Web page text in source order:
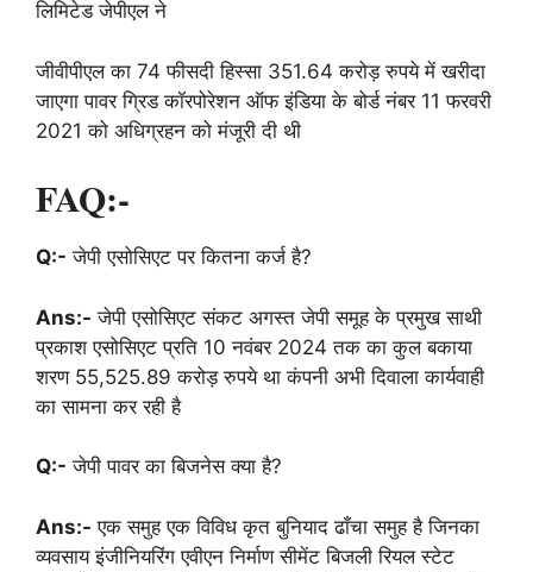
लिमिटेड जेपीएल ने
जीवीपीएल का 74 फीसदी हिस्सा 351.64 करोड़ रुपये में खरीदा
जाएगा पावर ग्रिड कॉरपोरेशन ऑफ इंडिया के बोर्ड नंबर 11 फरवरी
2021 को अधिग्रहन को मंजूरी दी थी
FAQ:-
Q:- जेपी एसोसिएट पर कितना कर्ज है?
Ans:- जेपी एसोसिएट संकट अगस्त जेपी समूह के प्रमुख साथी
प्रकाश एसोसिएट प्रति 10 नवंबर 2024 तक का कुल बकाया
शरण 55,525.89 करोड़ रुपये था कंपनी अभी दिवाला कार्यवाही
का सामना कर रही है
Q:- जेपी पावर का बिजनेस क्या है?
Ans:- एक समुह एक विविध कृत बुनियाद ढाँचा समुह है जिनका
व्यवसाय इंजीनियरिंग एवीएन निर्माण सीमेंट बिजली रियल स्टेट